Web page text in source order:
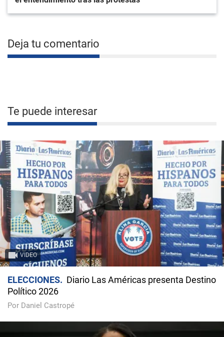
Deja tu comentario
Te puede interesar
VIDEO
ELECCIONES
Diario Las Américas presenta Destino
Político 2026
Por Daniel Castropé